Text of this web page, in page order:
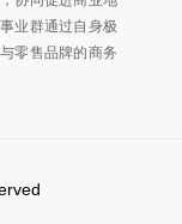
业群通过自身极
零售品牌的商务